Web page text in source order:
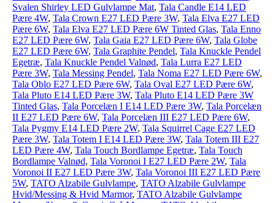
Svalen Shirley LED Gulvlampe Mat, Tala Candle E14 LED
Pære 4W, Tala Crown E27 LED Pære 3W, Tala Elva E27 LED
Pære 6W, Tala Elva E27 LED Pære 6W Tinted Glas, Tala Enno
E27 LED Pære 6W, Tala Gaia E27 LED Pære 6W, Tala Globe
E27 LED Pære 6W, Tala Graphite Pendel, Tala Knuckle Pendel
Egetræ, Tala Knuckle Pendel Valnød, Tala Lurra E27 LED
Pære 3W, Tala Messing Pendel, Tala Noma E27 LED Pære 6W,
Tala Oblo E27 LED Pære 6W, Tala Oval E27 LED Pære 6W,
Tala Pluto E14 LED Pære 3W, Tala Pluto E14 LED Pære 3W
Tinted Glas, Tala Porcelæn I E14 LED Pære 3W, Tala Porcelæn
II E27 LED Pære 6W, Tala Porcelæn III E27 LED Pære 6W,
Tala Pygmy E14 LED Pære 2W, Tala Squirrel Cage E27 LED
Pære 3W, Tala Totem I E14 LED Pære 3W, Tala Totem III E27
LED Pære 4W, Tala Touch Bordlampe Egetræ, Tala Touch
Bordlampe Valnød, Tala Voronoi I E27 LED Pære 2W, Tala
Voronoi II E27 LED Pære 3W, Tala Voronoi III E27 LED Pære
5W, TATO Alzabile Gulvlampe, TATO Alzabile Gulvlampe
Hvid/Messing & Hvid Marmor, TATO Alzabile Gulvlampe